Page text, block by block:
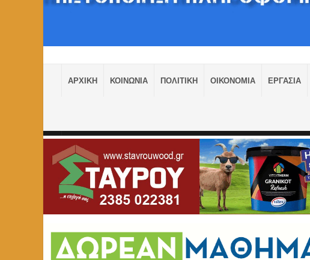
ΑΡΧΙΚΗ ΚΟΙΝΩΝΙΑ ΠΟΛΙΤΙΚΗ ΟΙΚΟΝΟΜΙΑ ΕΡΓΑΣΙΑ